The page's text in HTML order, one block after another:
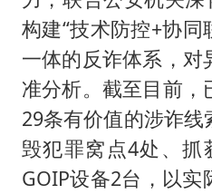
构建“技术防控+协同
一体的反诈体系，
准分析。截至目前
29条有价值的涉诈
毁犯罪窝点4处、抓
GOIP设备2台，以实